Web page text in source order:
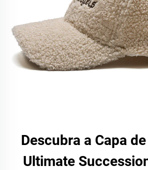
Descubra a Capa
Ultimate